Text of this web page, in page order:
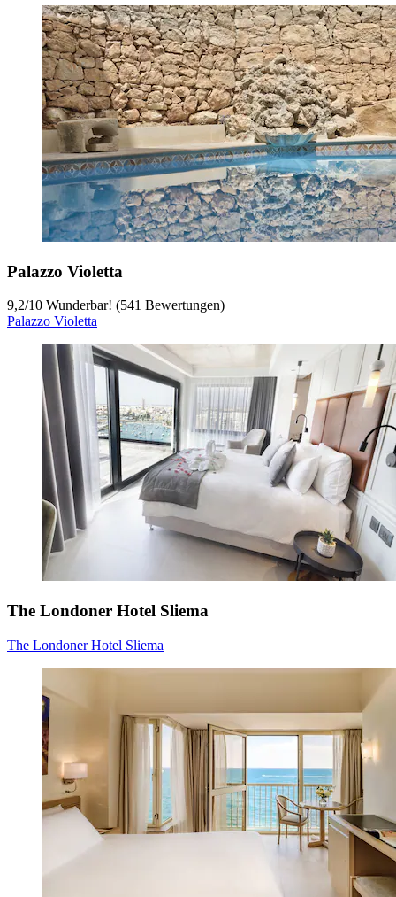
Palazzo Violetta
9,2/10 Wunderbar! (541 Bewertungen)
Palazzo Violetta
The Londoner Hotel Sliema
The Londoner Hotel Sliema